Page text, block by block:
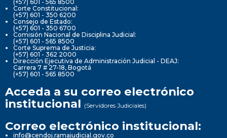
(+57) 601 - 565 8500
Corte Constitucional:
(+57) 601 - 350 6200
Consejo de Estado:
(+57) 601 - 350 6700
Comisión Nacional de Disciplina Judicial:
(+57) 601 - 565 8500
Corte Suprema de Justicia:
(+57) 601 - 362 2000
Dirección Ejecutiva de Administración Judicial - DEAJ:
Carrera 7 # 27-18, Bogotá
(+57) 601 - 565 8500
Acceda a su correo electrónico
institucional (Servidores Judiciales)
Correo electrónico institucional:
info@cendoj.ramajudicial.gov.co